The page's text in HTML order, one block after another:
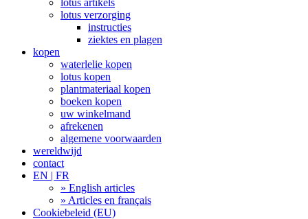
lotus artikels
lotus verzorging
instructies
ziektes en plagen
kopen
waterlelie kopen
lotus kopen
plantmateriaal kopen
boeken kopen
uw winkelmand
afrekenen
algemene voorwaarden
wereldwijd
contact
EN | FR
» English articles
» Articles en français
Cookiebeleid (EU)